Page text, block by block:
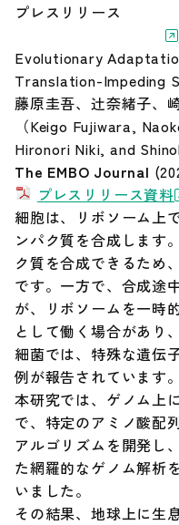
Our Research（最新
お知らせ
遺伝研とは
お問い合わせ
サイトポリシー
サイトマップ
情報公開
調達情報
English
プレスリリース
Evolutionary
Translation-Impeding
藤原圭吾、辻奈緒子、
（Keigo Fujiwara,
Hironori Niki, and
The EMBO Journal
プレスリリース資料
細胞は、リボソーム上
ンパク質を合成します
ク質を合成できるため
です。一方で、合成途
が、リボソームを一時
として働く場合があり
細菌では、特殊な遺伝
例が報告されています。
本研究では、ゲノム上
で、特定のアミノ酸配
アルゴリズムを開発し
た網羅的なゲノム解析
いました。
その結果、地球上に生